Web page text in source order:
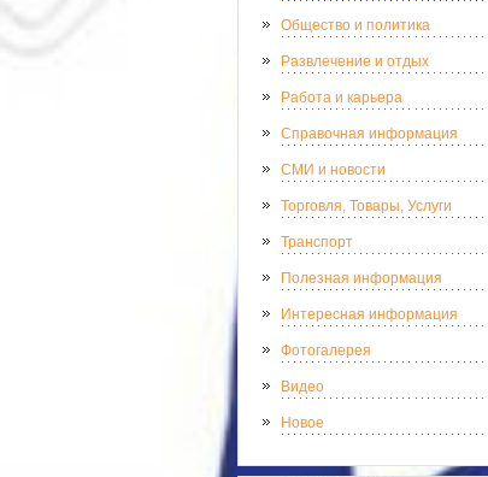
Общество и политика
Развлечение и отдых
Работа и карьера
Справочная информация
СМИ и новости
Торговля, Товары, Услуги
Транспорт
Полезная информация
Интересная информация
Фотогалерея
Видео
Новое